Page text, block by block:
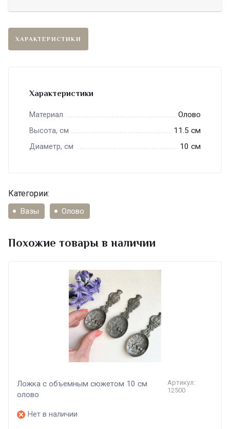
ХАРАКТЕРИСТИКИ
Характеристики
Материал Олово
Высота, см 11.5 см
Диаметр, см 10 см
Категории:
Вазы Олово
Похожие товары в наличии
Ложка с объемным сюжетом 10 см
олово
Артикул:
12500
Нет в наличии